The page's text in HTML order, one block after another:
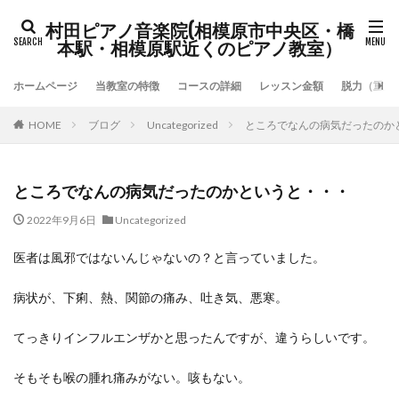
村田ピアノ音楽院(相模原市中央区・橋
本駅・相模原駅近くのピアノ教室）
ホームページ 当教室の特徴 コースの詳細 レッスン金額 脱力（重力
HOME ブログ Uncategorized ところでなんの病気だったのか
ところでなんの病気だったのかというと・・・
2022年9月6日 Uncategorized
医者は風邪ではないんじゃないの？と言っていました。
病状が、下痢、熱、関節の痛み、吐き気、悪寒。
てっきりインフルエンザかと思ったんですが、違うらしいです。
そもそも喉の腫れ痛みがない。咳もない。